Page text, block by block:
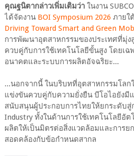
คุณฐนิตากล่าวเพิ่มเติมว่า ในงาน
ได้จัดงาน BOI Symposium 2026 ภายใ
Driving Toward Smart and Green
การพัฒนาอุตสาหกรรมของประเทศที่มุ่ง
ควบคู่กับการใช้เทคโนโลยีขั้นสูง โดยเ
อนาคตและระบบการผลิตอัจฉริยะ...
...นอกจากนี้ ในบริบทที่อุตสาหกรรมโล
แข่งขันควบคู่กับความยั่งยืน บีโอไอยังมีแ
สนับสนุนผู้ประกอบการไทยให้ยกระดับสู่
Industry ทั้งในด้านการใช้เทคโนโลยีอั
ผลิตให้เป็นมิตรต่อสิ่งแวดล้อมและการย
สอดคล้องกับข้อกำหนดสากล